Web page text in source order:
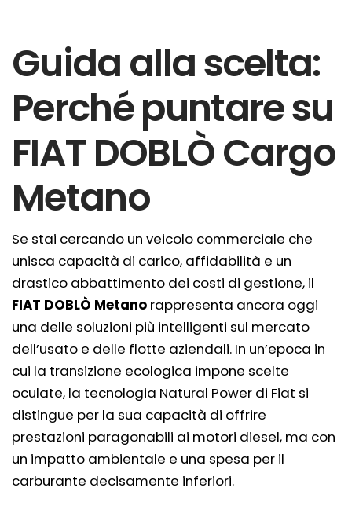
Guida alla scelta:
Perché puntare su
FIAT DOBLÒ Cargo
Metano
Se stai cercando un veicolo commerciale che
unisca capacità di carico, affidabilità e un
drastico abbattimento dei costi di gestione, il
FIAT DOBLÒ Metano rappresenta ancora oggi
una delle soluzioni più intelligenti sul mercato
dell’usato e delle flotte aziendali. In un’epoca in
cui la transizione ecologica impone scelte
oculate, la tecnologia Natural Power di Fiat si
distingue per la sua capacità di offrire
prestazioni paragonabili ai motori diesel, ma con
un impatto ambientale e una spesa per il
carburante decisamente inferiori.